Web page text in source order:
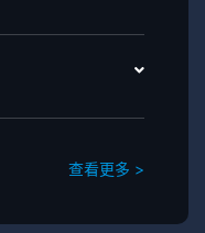
查看更多 >